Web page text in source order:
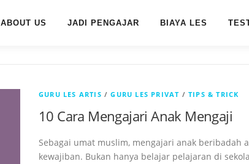
ABOUT US JADI PENGAJAR BIAYA LES
GURU LES ARTIS /GURU LES PRIVAT /TIPS & TRICK
10 Cara Mengajari Anak Mengaji
Sebagai umat muslim, mengajari anak beribadah
kewajiban. Bukan hanya belajar pelajaran di